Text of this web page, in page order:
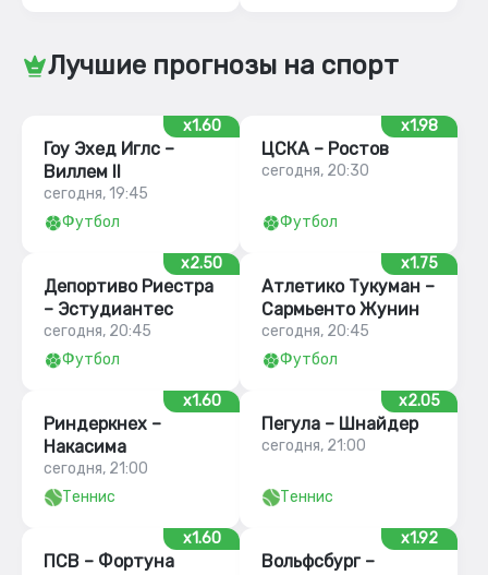
Лучшие прогнозы на спорт
x1.60
Гоу Эхед Иглс –
Виллем II
сегодня, 19:45
Футбол
x1.98
ЦСКА – Ростов
сегодня, 20:30
Футбол
x2.50
Депортиво Риестра
– Эстудиантес
сегодня, 20:45
Футбол
x1.75
Атлетико Тукуман –
Сармьенто Жунин
сегодня, 20:45
Футбол
x1.60
Риндеркнех –
Накасима
сегодня, 21:00
Теннис
x2.05
Пегула – Шнайдер
сегодня, 21:00
Теннис
x1.60
ПСВ – Фортуна
x1.92
Вольфсбург –